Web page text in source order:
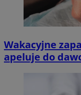
Wakacyjne
apeluje do